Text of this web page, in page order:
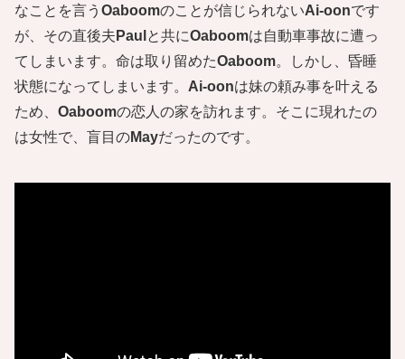
なことを言う Oaboomのことが信じられないAi-oonです
が、その直後夫 Paul と共にOaboomは自動車事故に遭っ
てしまいます。命は取り留めたOaboom。しかし、昏睡
状態になってしまいます。 Ai-oonは妹の頼み事を叶える
ため、 Oaboomの恋人の家を訪れます。そこに現れたの
は女性で、盲目のMayだったのです。